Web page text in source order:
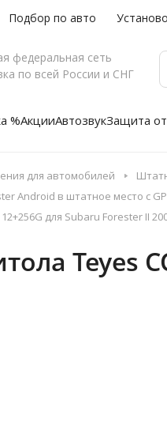
Подбор по авто
федеральная сеть
по всей России и СНГ
%АкцииАвтозвукЗащита
для автомобилей
Android в штатное место с
для Subaru Forester II
Teyes